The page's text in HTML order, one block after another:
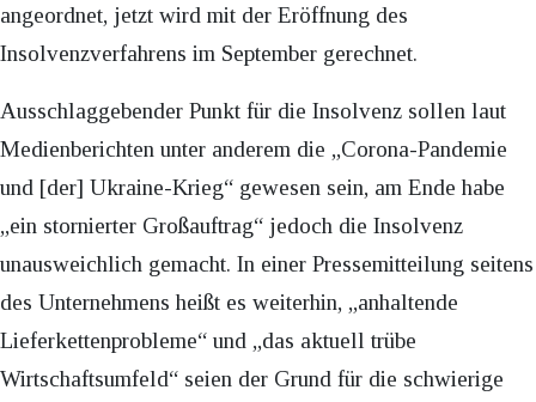
angeordnet, jetzt wird mit der Eröffnung des
Insolvenzverfahrens im September gerechnet.
Ausschlaggebender Punkt für die Insolvenz sollen laut
Medienberichten unter anderem die „Corona-Pandemie
und [der] Ukraine-Krieg“ gewesen sein, am Ende habe
„ein stornierter Großauftrag“ jedoch die Insolvenz
unausweichlich gemacht. In einer Pressemitteilung seitens
des Unternehmens heißt es weiterhin, „anhaltende
Lieferkettenprobleme“ und „das aktuell trübe
Wirtschaftsumfeld“ seien der Grund für die schwierige